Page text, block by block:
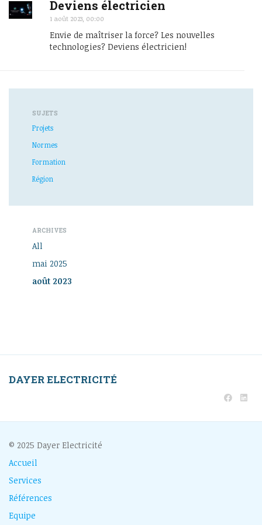
Deviens électricien
1 août 2023, 00:00
Envie de maîtriser la force? Les nouvelles
technologies? Deviens électricien!
SUJETS
Projets
Normes
Formation
Région
ARCHIVES
All
mai 2025
août 2023
DAYER ELECTRICITÉ
© 2025 Dayer Electricité
Accueil
Services
Références
Equipe